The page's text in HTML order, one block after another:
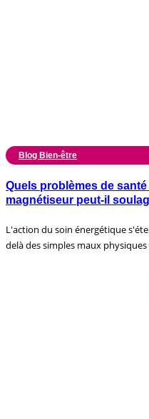
Blog Bien-être
Quels problèmes de
magnétiseur peut-il
L'action du soin énergétique
delà des simples maux